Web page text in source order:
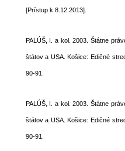
[Prístup k
PALÚŠ, I. a kol. 2003. Štátne
štátov a USA. Košice: Edičné
90-91.
PALÚŠ, I. a kol. 2003. Štátne
štátov a USA. Košice: Edičné
90-91.